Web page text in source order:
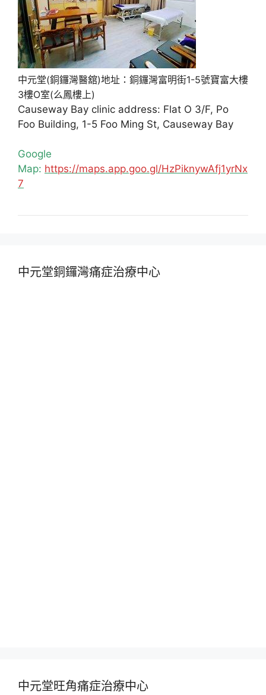
中元堂(銅鑼灣醫舘)地址：銅鑼灣富明街1-5號寶富大樓
3樓O室(么鳳樓上)
Causeway Bay clinic address: Flat O 3/F, Po
Foo Building, 1-5 Foo Ming St, Causeway Bay
Google
Map: https://maps.app.goo.gl/HzPiknywAfj1yrNx
7
中元堂銅鑼灣痛症治療中心
中元堂旺角痛症治療中心